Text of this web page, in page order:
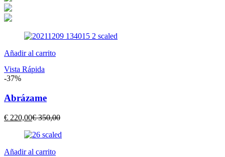
Añadir al carrito
Vista Rápida
-37%
Abrázame
€ 220,00El
actual
€ 220,00.
€350,00El
original
Añadir al carrito